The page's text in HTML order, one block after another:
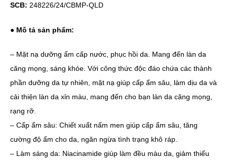
SCB: 248226/24/CBMP-QLD
● Mô tả sản phẩm:
– Mặt nạ dưỡng ẩm cấp nước, phục hồi da. Mang đến làn da
căng mọng, sáng khỏe. Với công thức độc đáo chứa các thành
phần dưỡng da tự nhiên, mặt nạ giúp cấp ẩm sâu, làm dịu da và
cải thiện làn da xỉn màu, mang đến cho bạn làn da căng mọng,
rạng rỡ.
– Cấp ẩm sâu: Chiết xuất nấm men giúp cấp ẩm sâu, tăng
cường độ ẩm cho da, ngăn ngừa tình trạng khô ráp.
– Làm sáng da: Niacinamide giúp làm đều màu da, giảm thiểu